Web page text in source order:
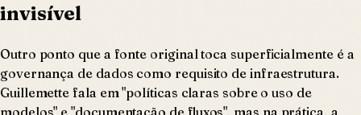
invisível
Outro ponto que a fonte original toca superficialmente é a
governança de dados como requisito de infraestrutura.
Guillemette fala em "políticas claras sobre o uso de
modelos" e "documentação de fluxos", mas na prática, a